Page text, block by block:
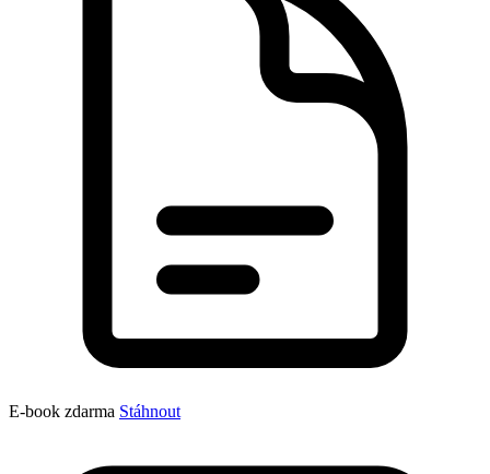
E-book zdarma Stáhnout